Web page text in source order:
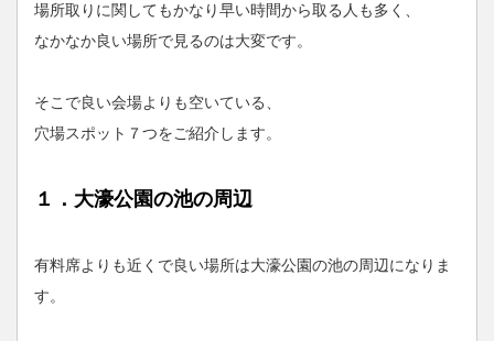
場所取りに関してもかなり早い時間から取る人も多く、
なかなか良い場所で見るのは大変です。
そこで良い会場よりも空いている、
穴場スポット７つをご紹介します。
１．大濠公園の池の周辺
有料席よりも近くで良い場所は大濠公園の池の周辺になりま
す。